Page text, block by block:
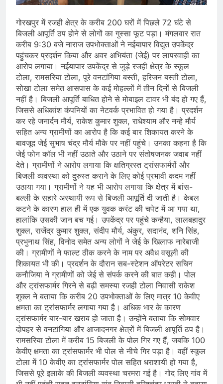
गोरखपुर में रजही क्षेत्र के करीब 200 घरों में पिछले 72 घंटे से
बिजली आपूर्ति ठप होने से लोगों का गुस्सा फूट पड़ा। मंगलवार रात
करीब 9:30 बजे नाराज उपभोक्ताओं ने नईयापार विद्युत उपकेंद्र
पहुंचकर प्रदर्शन किया और अवर अभियंता (जेई) पर लापरवाही का
आरोप लगाया। नईयापार उपकेंद्र से जुड़े रजही क्षेत्र के स्कूल
टोला, रामसरिया टोला, पूरे वनटांगिया बस्ती, हरिजन बस्ती टोला,
सोखा टोला समेत आसपास के कई मोहल्लों में तीन दिनों से बिजली
नहीं है। बिजली आपूर्ति बाधित होने से मोबाइल टावर भी बंद हो गए हैं,
जिससे अधिकांश कंपनियों का नेटवर्क प्रभावित हो गया है। प्रदर्शन
कर रहे जनार्दन मौर्य, राकेश कुमार शुक्ल, राधेश्याम और नन्हे मौर्य
सहित अन्य ग्रामीणों का आरोप है कि कई बार शिकायत करने के
बावजूद जेई सुभाष चंद्र मौर्य मौके पर नहीं पहुंचे। उनका कहना है कि
जेई फोन कॉल भी नहीं उठाते और उठाने पर संतोषजनक जवाब नहीं
देते। ग्रामीणों ने आरोप लगाया कि क्षतिग्रस्त ट्रांसफार्मरों और
बिजली व्यवस्था को दुरुस्त कराने के लिए कोई प्रभावी कदम नहीं
उठाया गया। ग्रामीणों ने यह भी आरोप लगाया कि क्षेत्र में बांस-
बल्ली के सहारे अस्थायी रूप से बिजली आपूर्ति दी जाती है। केबल
कटने के कारण हाल ही में एक युवक करंट की चपेट में आ गया था,
हालांकि उसकी जान बच गई। उपकेंद्र पर पहुंचे कन्हैया, लालबहादुर
शुक्ल, राजेंद्र कुमार शुक्ल, संदीप मौर्य, अंकुर, सदानंद, शनि सिंह,
प्रभुनाथ सिंह, विनोद समेत अन्य लोगों ने जेई के खिलाफ नारेबाजी
की। ग्रामीणों ने फाल्ट ठीक करने के नाम पर अवैध वसूली की
शिकायत भी की। प्रदर्शन के दौरान सब-स्टेशन ऑपरेटर सचिन
कनौजिया ने ग्रामीणों को जेई से संपर्क करने की बात कही। पोल
और ट्रांसफार्मर गिरने से बढ़ी समस्या रजही टोला निवासी राकेश
शुक्ल ने बताया कि करीब 20 उपभोक्ताओं के लिए मात्र 10 केवीए
क्षमता का ट्रांसफार्मर लगाया गया है। अधिक भार के कारण
ट्रांसफार्मर बार-बार खराब हो जाता है। उन्होंने बताया कि सोमवार
दोपहर से वनटांगिया और आजादनगर क्षेत्रों में बिजली आपूर्ति ठप है।
रामसरिया टोला में करीब 15 बिजली के पोल गिर गए हैं, जबकि 100
केवीए क्षमता का ट्रांसफार्मर भी पोल से नीचे गिर पड़ा है। वहीं स्कूल
टोला में 10 केवीए का ट्रांसफार्मर पोल सहित धराशायी हो गया है,
जिससे पूरे इलाके की बिजली व्यवस्था चरमरा गई है। गोद लिए गांव में